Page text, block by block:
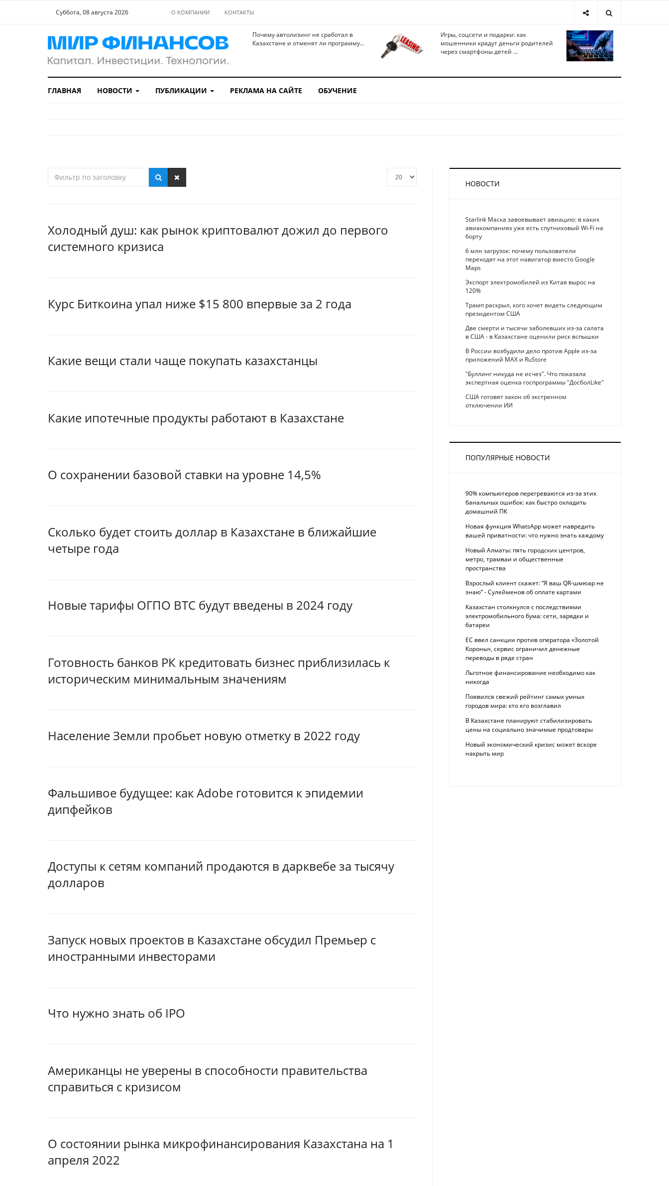
Суббота, 08 августа 2026 О КОМПАНИИ КОНТАКТЫ
Почему автолизинг не сработал в
Казахстане и отменят ли программу...
Игры, соцсети и подарки: как
мошенники крадут деньги родителей
через смартфоны детей ...
ГЛАВНАЯ НОВОСТИ ПУБЛИКАЦИИ РЕКЛАМА НА САЙТЕ ОБУЧЕНИЕ
Холодный душ: как рынок криптовалют дожил до первого
системного кризиса
Курс Биткоина упал ниже $15 800 впервые за 2 года
Какие вещи стали чаще покупать казахстанцы
Какие ипотечные продукты работают в Казахстане
О сохранении базовой ставки на уровне 14,5%
Сколько будет стоить доллар в Казахстане в ближайшие
четыре года
Новые тарифы ОГПО ВТС будут введены в 2024 году
Готовность банков РК кредитовать бизнес приблизилась к
историческим минимальным значениям
Население Земли пробьет новую отметку в 2022 году
Фальшивое будущее: как Adobe готовится к эпидемии
дипфейков
Доступы к сетям компаний продаются в дарквебе за тысячу
долларов
Запуск новых проектов в Казахстане обсудил Премьер с
иностранными инвесторами
Что нужно знать об IPO
Американцы не уверены в способности правительства
справиться с кризисом
О состоянии рынка микрофинансирования Казахстана на 1
апреля 2022
НОВОСТИ
Starlink Маска завоевывает авиацию: в каких
авиакомпаниях уже есть спутниковый Wi-Fi на
борту
6 млн загрузок: почему пользователи
переходят на этот навигатор вместо Google
Maps
Экспорт электромобилей из Китая вырос на
120%
Трамп раскрыл, кого хочет видеть следующим
президентом США
Две смерти и тысячи заболевших из-за салата
в США - в Казахстане оценили риск вспышки
В России возбудили дело против Apple из-за
приложений MAX и RuStore
"Буллинг никуда не исчез". Что показала
экспертная оценка госпрограммы "ДосболLike"
США готовят закон об экстренном
отключении ИИ
ПОПУЛЯРНЫЕ НОВОСТИ
90% компьютеров перегреваются из-за этих
банальных ошибок: как быстро охладить
домашний ПК
Новая функция WhatsApp может навредить
вашей приватности: что нужно знать каждому
Новый Алматы: пять городских центров,
метро, трамваи и общественные
пространства
Взрослый клиент скажет: “Я ваш QR-шмюар не
знаю“ - Сулейменов об оплате картами
Казахстан столкнулся с последствиями
электромобильного бума: сети, зарядки и
батареи
ЕС ввел санкции против оператора «Золотой
Короны», сервис ограничил денежные
переводы в ряде стран
Льготное финансирование необходимо как
никогда
Появился свежий рейтинг самых умных
городов мира: кто его возглавил
В Казахстане планируют стабилизировать
цены на социально значимые продтовары
Новый экономический кризис может вскоре
накрыть мир